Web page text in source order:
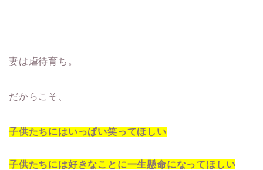
妻は虐待育ち。
だからこそ、
子供たちにはいっぱい笑ってほしい
子供たちには好きなことに一生懸命になってほしい